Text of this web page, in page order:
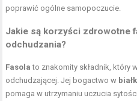
poprawić ogólne samopoczucie.
Jakie są korzyści zdrowotne
odchudzania?
Fasola to znakomity składnik, który
odchudzającej. Jej bogactwo w
pomaga w utrzymaniu uczucia